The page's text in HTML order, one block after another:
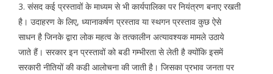
3. संसद कई प्रस्तावों के माध्यम से भी कार्यपालिका पर नियंत्रण बनाए रखती
है। उदाहरण के लिए, ध्यानाकर्षण प्रस्ताव या स्थगन प्रस्ताव कुछ ऐसे
साधन है जिनके द्वारा लोक महत्व के तत्कालीन अत्यावश्यक मामले उठाये
जाते हैं। सरकार इन प्रस्तावों को बडी गम्भीरता से लेती है क्योंकि इसमें
सरकारी नीतियों की कडी आलोचना की जाती है। जिसका प्रभाव जनता पर